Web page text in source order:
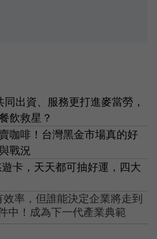
出資、服務更打進麥當勞，
飲救星？
咖啡！台灣黑金市場真的好
戰況
卡，天天都可抽好運，四大
率，但誰能決定企業將走到
中！成為下一代產業典範